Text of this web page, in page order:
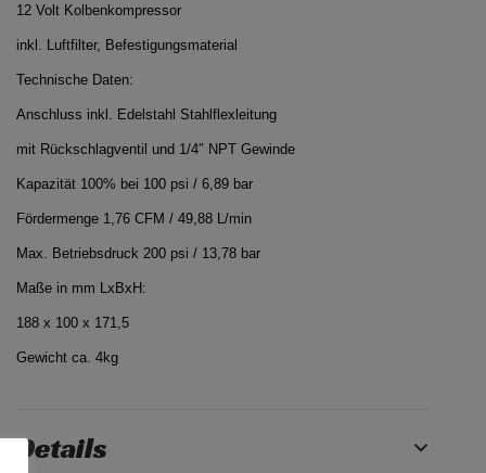
12 Volt Kolbenkompressor
inkl. Luftfilter, Befestigungsmaterial
Technische Daten:
Anschluss inkl. Edelstahl Stahlflexleitung
mit Rückschlagventil und 1/4″ NPT Gewinde
Kapazität 100% bei 100 psi / 6,89 bar
Fördermenge 1,76 CFM / 49,88 L/min
Max. Betriebsdruck 200 psi / 13,78 bar
Maße in mm LxBxH:
188 x 100 x 171,5
Gewicht ca. 4kg
Details